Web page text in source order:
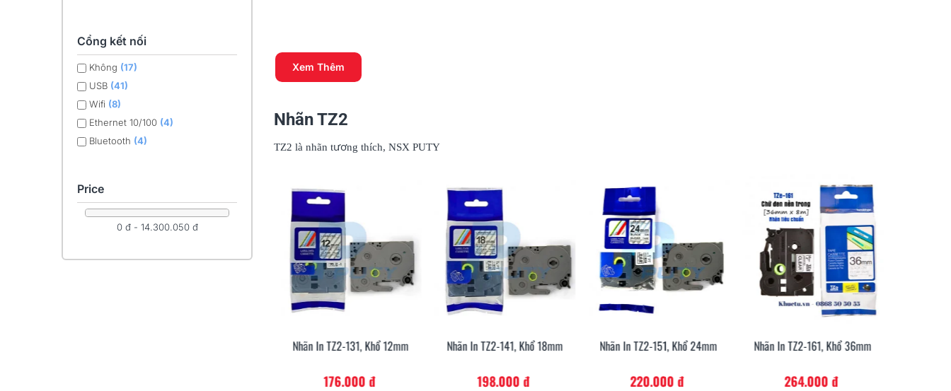
Cổng kết nối
Không (17)
USB (41)
Wifi (8)
Ethernet 10/100 (4)
Bluetooth (4)
Price
0 đ - 14.300.050 đ
Xem Thêm
Nhãn TZ2
TZ2 là nhãn tương thích, NSX PUTY
Xem Nhanh
Nhãn In TZ2-131, Khổ 12mm
176.000 đ
Xem Nhanh
Nhãn In TZ2-141, Khổ 18mm
198.000 đ
Xem Nhanh
Nhãn In TZ2-151, Khổ 24mm
220.000 đ
Xem Nhanh
Nhãn In TZ2-161, Khổ 36mm
264.000 đ